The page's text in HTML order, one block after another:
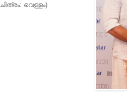
വെള്ളം)